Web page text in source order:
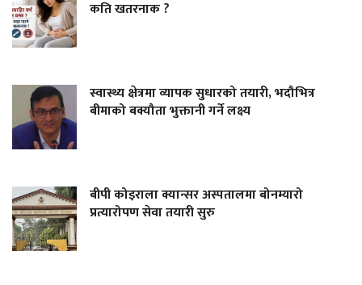
कति खतरनाक ?
स्वास्थ्य क्षेत्रमा व्यापक सुधारको तयारी, भदौभित्र
बीमाको बक्यौता भुक्तानी गर्ने लक्ष्य
बीपी कोइराला क्यान्सर अस्पतालमा बोनम्यारो
प्रत्यारोपण सेवा तयारी सुरु